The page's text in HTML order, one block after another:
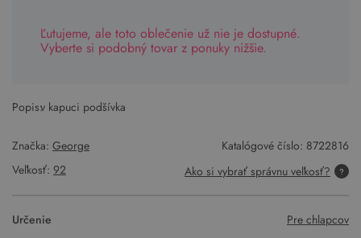
Ľutujeme, ale toto oblečenie už nie je dostupné.
Vyberte si podobný tovar z ponuky nižšie.
Popis:v kapuci podšívka
Značka: George Katalógové číslo: 8722816
Veľkosť: 92 Ako si vybrať správnu veľkosť?
Určenie
Pre chlapcov